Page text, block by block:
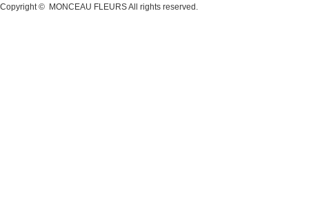
Copyright © MONCEAU FLEURSAll rights reserved.